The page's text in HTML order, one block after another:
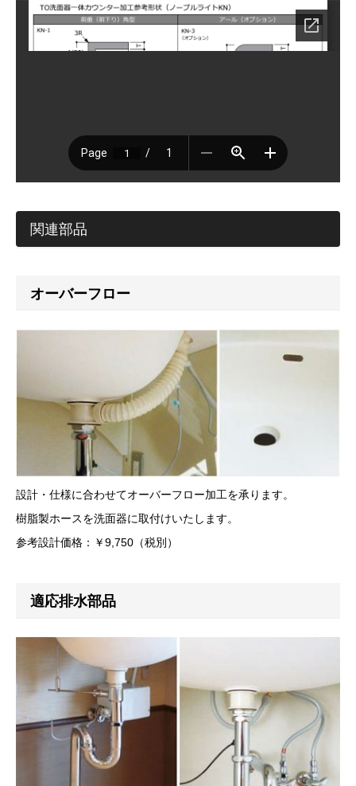
関連部品
オーバーフロー
設計・仕様に合わせてオーバーフロー加工を承ります。
樹脂製ホースを洗面器に取付けいたします。
参考設計価格：￥9,750（税別）
適応排水部品